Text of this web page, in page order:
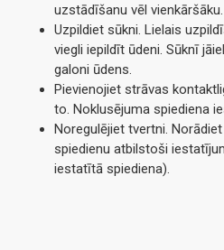
uzstādīšanu vēl vienkāršāku.
Uzpildiet sūkni. Lielais
viegli iepildīt ūdeni. Sūknī
galoni ūdens.
Pievienojiet strāvas
to. Noklusējuma spiediena
Noregulējiet tvertni.
spiedienu atbilstoši
iestatītā spiediena).